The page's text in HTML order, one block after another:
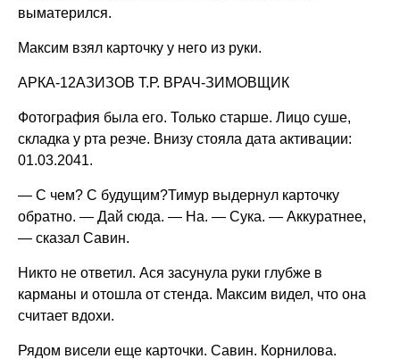
выматерился.
Максим взял карточку у него из руки.
АРКА-12АЗИЗОВ Т.Р. ВРАЧ-ЗИМОВЩИК
Фотография была его. Только старше. Лицо суше,
складка у рта резче. Внизу стояла дата активации:
01.03.2041.
— С чем? С будущим?Тимур выдернул карточку
обратно. — Дай сюда. — На. — Сука. — Аккуратнее,
— сказал Савин.
Никто не ответил. Ася засунула руки глубже в
карманы и отошла от стенда. Максим видел, что она
считает вдохи.
Рядом висели еще карточки. Савин. Корнилова.